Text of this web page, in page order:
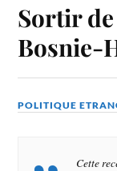
Sortir
Bosnie-
POLITIQUE
Cette